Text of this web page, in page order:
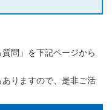
問」を下記ページから
りますので、是非ご活